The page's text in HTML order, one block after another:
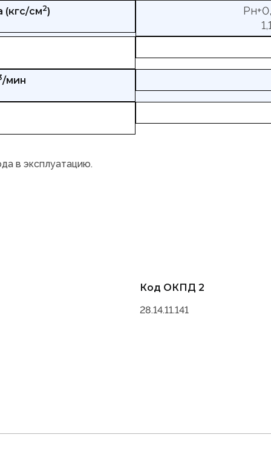
см2)
/мин
в эксплуатацию.
Код ОКПД 2
28.14.11.141